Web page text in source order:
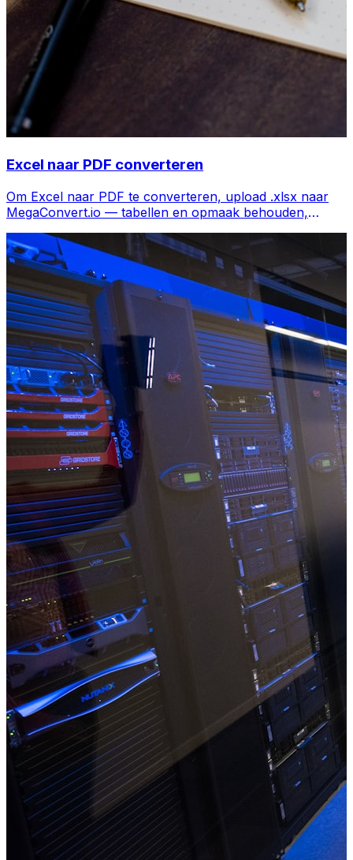
Excel naar PDF converteren
Om Excel naar PDF te converteren, upload .xlsx naar
MegaConvert.io — tabellen en opmaak behouden,